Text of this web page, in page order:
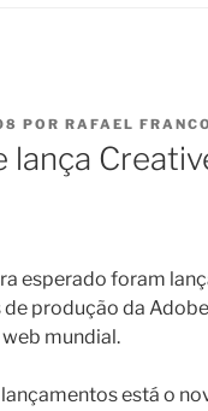
POR RAFAEL FRANCO
lança
esperado foram
produção da
mundial.
está o